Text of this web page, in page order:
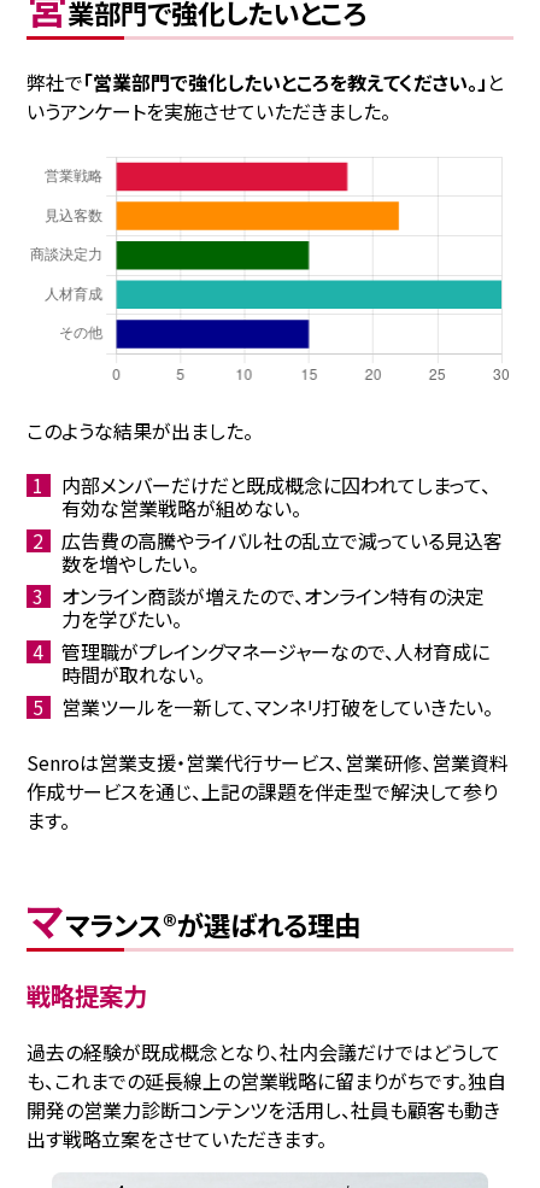
業部門で強化したいところ
弊社で「営業部門で強化したいところを教えてください。」 と
いうアンケートを実施させていただきました。
このような結果が出ました。
内部メンバーだけだと既成概念に囚われてしまって、
有効な営業戦略が組めない。
広告費の高騰やライバル社の乱立で減っている見込客
数を増やしたい。
オンライン商談が増えたので、オンライン特有の決定
力を学びたい。
管理職がプレイングマネージャーなので、人材育成に
時間が取れない。
営業ツールを一新して、マンネリ打破をしていきたい。
Senroは営業支援・営業代行サービス、営業研修、営業資料
作成サービスを通じ、上記の課題を伴走型で解決して参り
ます。
ママランス®が選ばれる理由
戦略提案力
過去の経験が既成概念となり、社内会議だけではどうして
も、これまでの延長線上の営業戦略に留まりがちです。独⾃
開発の営業⼒診断コンテンツを活用し、社員も顧客も動き
出す戦略立案をさせていただきます。